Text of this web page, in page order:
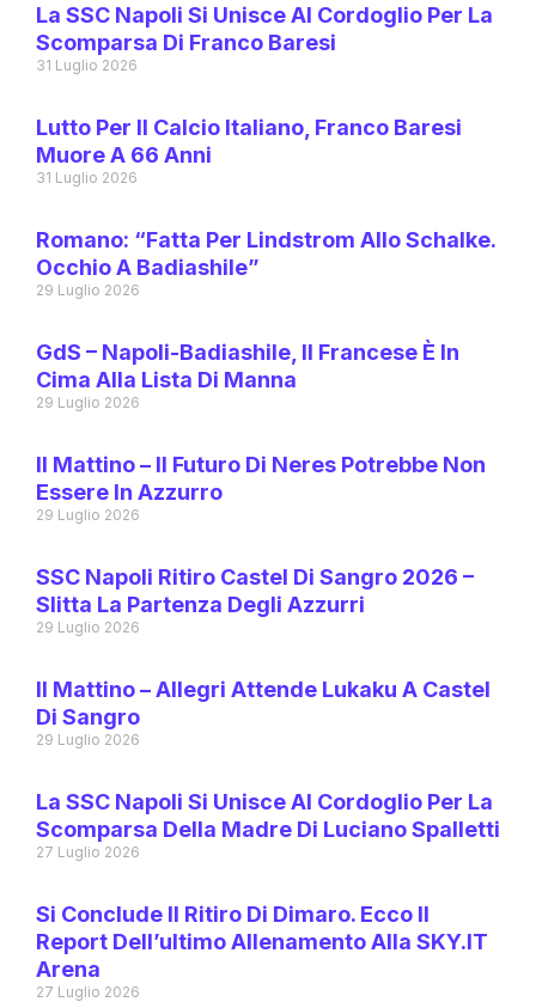
La SSC Napoli Si Unisce Al Cordoglio Per La
Scomparsa Di Franco Baresi
31 Luglio 2026
Lutto Per Il Calcio Italiano, Franco Baresi
Muore A 66 Anni
31 Luglio 2026
Romano: “Fatta Per Lindstrom Allo Schalke.
Occhio A Badiashile”
29 Luglio 2026
GdS – Napoli-Badiashile, Il Francese È In
Cima Alla Lista Di Manna
29 Luglio 2026
Il Mattino – Il Futuro Di Neres Potrebbe Non
Essere In Azzurro
29 Luglio 2026
SSC Napoli Ritiro Castel Di Sangro 2026 –
Slitta La Partenza Degli Azzurri
29 Luglio 2026
Il Mattino – Allegri Attende Lukaku A Castel
Di Sangro
29 Luglio 2026
La SSC Napoli Si Unisce Al Cordoglio Per La
Scomparsa Della Madre Di Luciano Spalletti
27 Luglio 2026
Si Conclude Il Ritiro Di Dimaro. Ecco Il
Report Dell’ultimo Allenamento Alla SKY.IT
Arena
27 Luglio 2026